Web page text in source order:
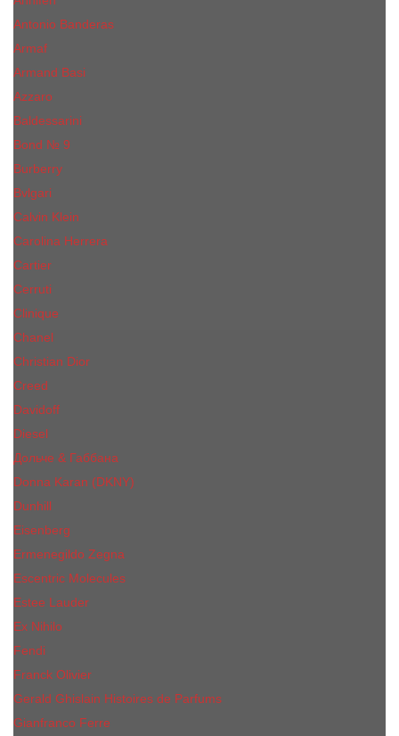
Antonio Banderas
Armaf
Armand Basi
Azzaro
Baldessarini
Bond № 9
Burberry
Bvlgari
Calvin Klein
Carolina Herrera
Cartier
Cerruti
Сliniquе
Chanel
Christian Dior
Creed
Davidoff
Diesel
Дольче & Габбана
Donna Karan (DKNY)
Dunhill
Eisenberg
Ermenegildo Zegna
Escentric Molecules
Еsteе Lаudеr
Ex Nihilo
Fendi
Franck Olivier
Gerald Ghislain Histoires de Parfums
Gianfranco Ferre